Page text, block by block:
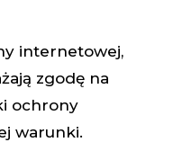
internetowej,
zgodę na
ochrony
warunki.